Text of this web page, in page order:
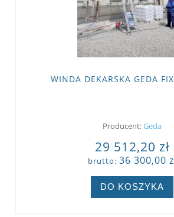
WINDA DEKARSKA GEDA
Producent:Geda
29 512,20 zł
brutto: 36 300,00
DO KOSZYKA